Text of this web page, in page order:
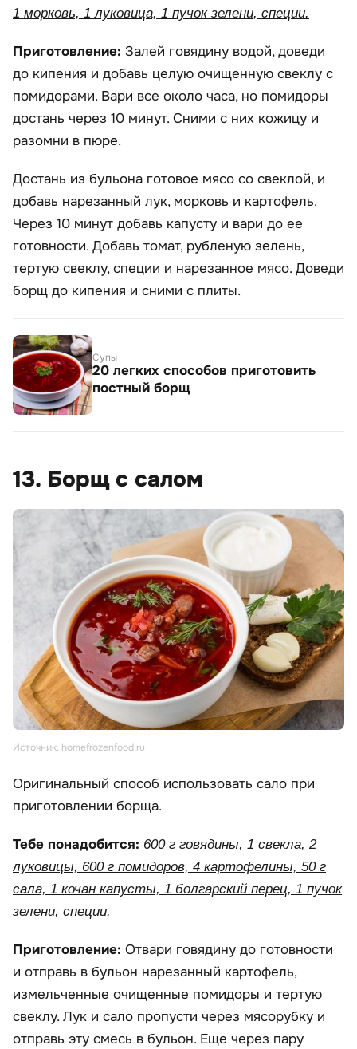
1 морковь, 1 луковица, 1 пучок зелени, специи.
Приготовление: Залей говядину водой, доведи
до кипения и добавь целую очищенную свеклу с
помидорами. Вари все около часа, но помидоры
достань через 10 минут. Сними с них кожицу и
разомни в пюре.
Достань из бульона готовое мясо со свеклой, и
добавь нарезанный лук, морковь и картофель.
Через 10 минут добавь капусту и вари до ее
готовности. Добавь томат, рубленую зелень,
тертую свеклу, специи и нарезанное мясо. Доведи
борщ до кипения и сними с плиты.
Супы
20 легких способов приготовить
постный борщ
13. Борщ с салом
Источник: homefrozenfood.ru
Оригинальный способ использовать сало при
приготовлении борща.
Тебе понадобится: 600 г говядины, 1 свекла, 2
луковицы, 600 г помидоров, 4 картофелины, 50 г
сала, 1 кочан капусты, 1 болгарский перец, 1 пучок
зелени, специи.
Приготовление: Отвари говядину до готовности
и отправь в бульон нарезанный картофель,
измельченные очищенные помидоры и тертую
свеклу. Лук и сало пропусти через мясорубку и
отправь эту смесь в бульон. Еще через пару